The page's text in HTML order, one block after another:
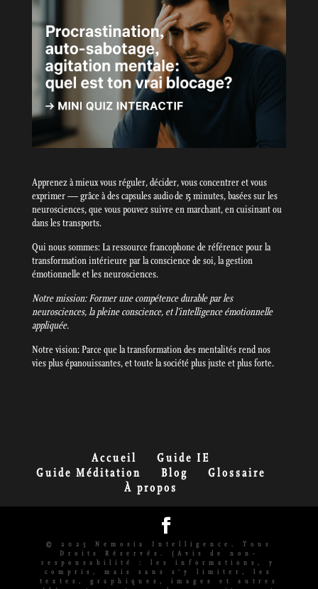
Apprenez à mieux vous réguler, décider, vous concentrer et vous
exprimer — grâce à des capsules audio de 15 minutes, basées sur les
neurosciences, que vous pouvez suivre en marchant, en cuisinant ou
dans les transports.
Qui nous sommes: La ressource francophone de référence pour la
transformation intérieure par la conscience de soi, la gestion
émotionnelle et les neurosciences.
Notre mission: Former une compétence durable par les
neurosciences, la pleine conscience, et l’intelligence émotionnelle
appliquée.
Notre vision: Parce que la transformation des mentalités rend nos
vies plus épanouissantes, et toute la société plus juste et plus forte.
Accueil
Guide IE
Guide Méditation
Blog
Glossaire
À propos
© 2025 Nemosia Intelligence. Tous
Droits Réservés. (Avis de non-
responsabilité : les informations, y
compris, mais sans s'y limiter, les
textes, graphiques, images et autres